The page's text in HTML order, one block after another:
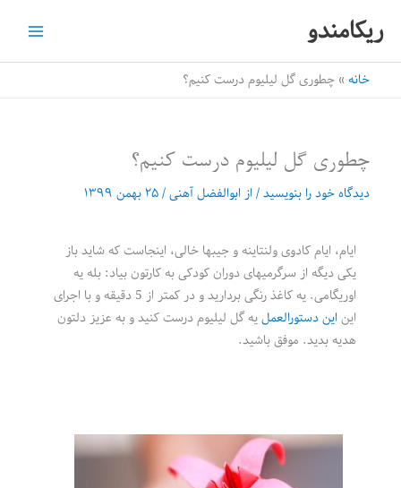
ریکامندو
خانه چطوری گل لیلیوم درست کنیم؟
چطوری گل لیلیوم درست کنیم؟
دیدگاه‌ خود را بنویسید/ از ابوالفضل آهنی/۲۵ بهمن ۱۳۹۹
ایام، ایام کادوی ولنتاینه و جیبها خالی، اینجاست که شاید باز
یکی دیگه از سرگرمیهای دوران کودکی به کارتون بیاد: بله یه
اوریگامی. یه کاغذ رنگی بردارید و در کمتر از 5 دقیقه و با اجرای
ایناین دستورالعملیه گل لیلیوم درست کنید و به عزیز دلتون
هدیه بدید. موفق باشید.